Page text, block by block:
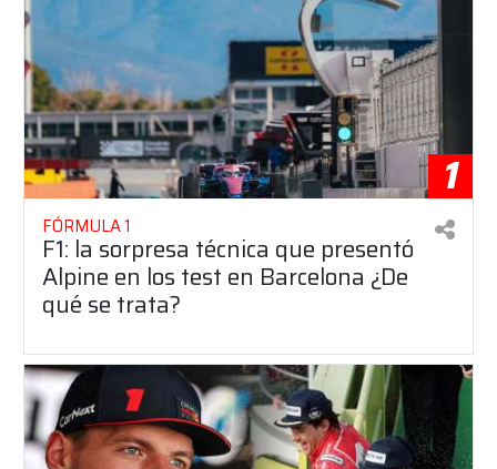
1
FÓRMULA 1
F1: la sorpresa técnica que presentó
Alpine en los test en Barcelona ¿De
qué se trata?